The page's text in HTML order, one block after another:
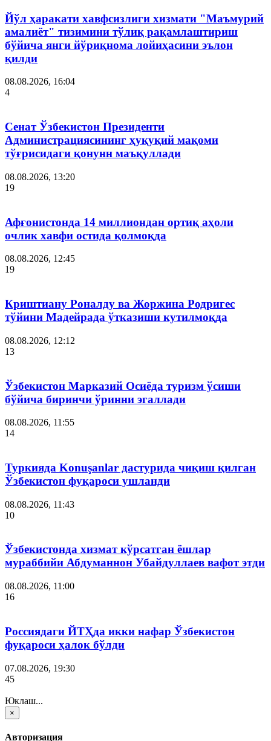
Йўл ҳаракати хавфсизлиги хизмати "Маъмурий
амалиёт" тизимини тўлиқ рақамлаштириш
бўйича янги йўриқнома лойиҳасини эълон
қилди
08.08.2026, 16:04
4
Сенат Ўзбекистон Президенти
Администрациясининг ҳуқуқий мақоми
тўғрисидаги қонунн маъқуллади
08.08.2026, 13:20
19
Афғонистонда 14 миллиондан ортиқ аҳоли
очлик хавфи остида қолмоқда
08.08.2026, 12:45
19
Криштиану Роналду ва Жоржина Родригес
тўйини Мадейрада ўтказиши кутилмоқда
08.08.2026, 12:12
13
Ўзбекистон Марказий Осиёда туризм ўсиши
бўйича биринчи ўринни эгаллади
08.08.2026, 11:55
14
Туркияда Konuşanlar дастурида чиқиш қилган
Ўзбекистон фуқароси ушланди
08.08.2026, 11:43
10
Ўзбекистонда хизмат кўрсатган ёшлар
мураббийи Абдуманнон Убайдуллаев вафот этди
08.08.2026, 11:00
16
Россиядаги ЙТҲда икки нафар Ўзбекистон
фуқароси ҳалок бўлди
07.08.2026, 19:30
45
Юклаш...
×
Авторизация